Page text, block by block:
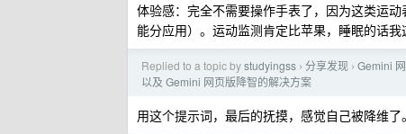
体验感：完全不需要操作手表了，因为这类运
能分应用）。运动监测肯定比苹果，睡眠的话我
Replied to a topic bystudyingss › 分享发现 › Gemini
以及 Gemini 网页版降智的解决方案
用这个提示词，最后的抚摸，感觉自己被降维了